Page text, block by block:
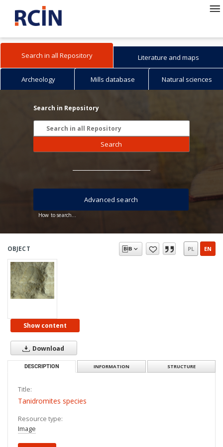
Search in all Repository Literature and maps
Archeology Mills database Natural sciences
Search in Repository
Search
How to search...
Advanced search
OBJECT PL EN
Show content
Download
DESCRIPTION INFORMATION STRUCTURE
Title:
Tanidromites species
Resource type:
Image